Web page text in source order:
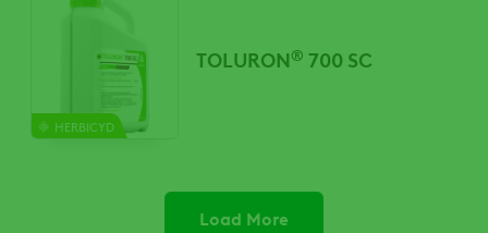
HERBICYD
TOLURON® 700 SC
Load More